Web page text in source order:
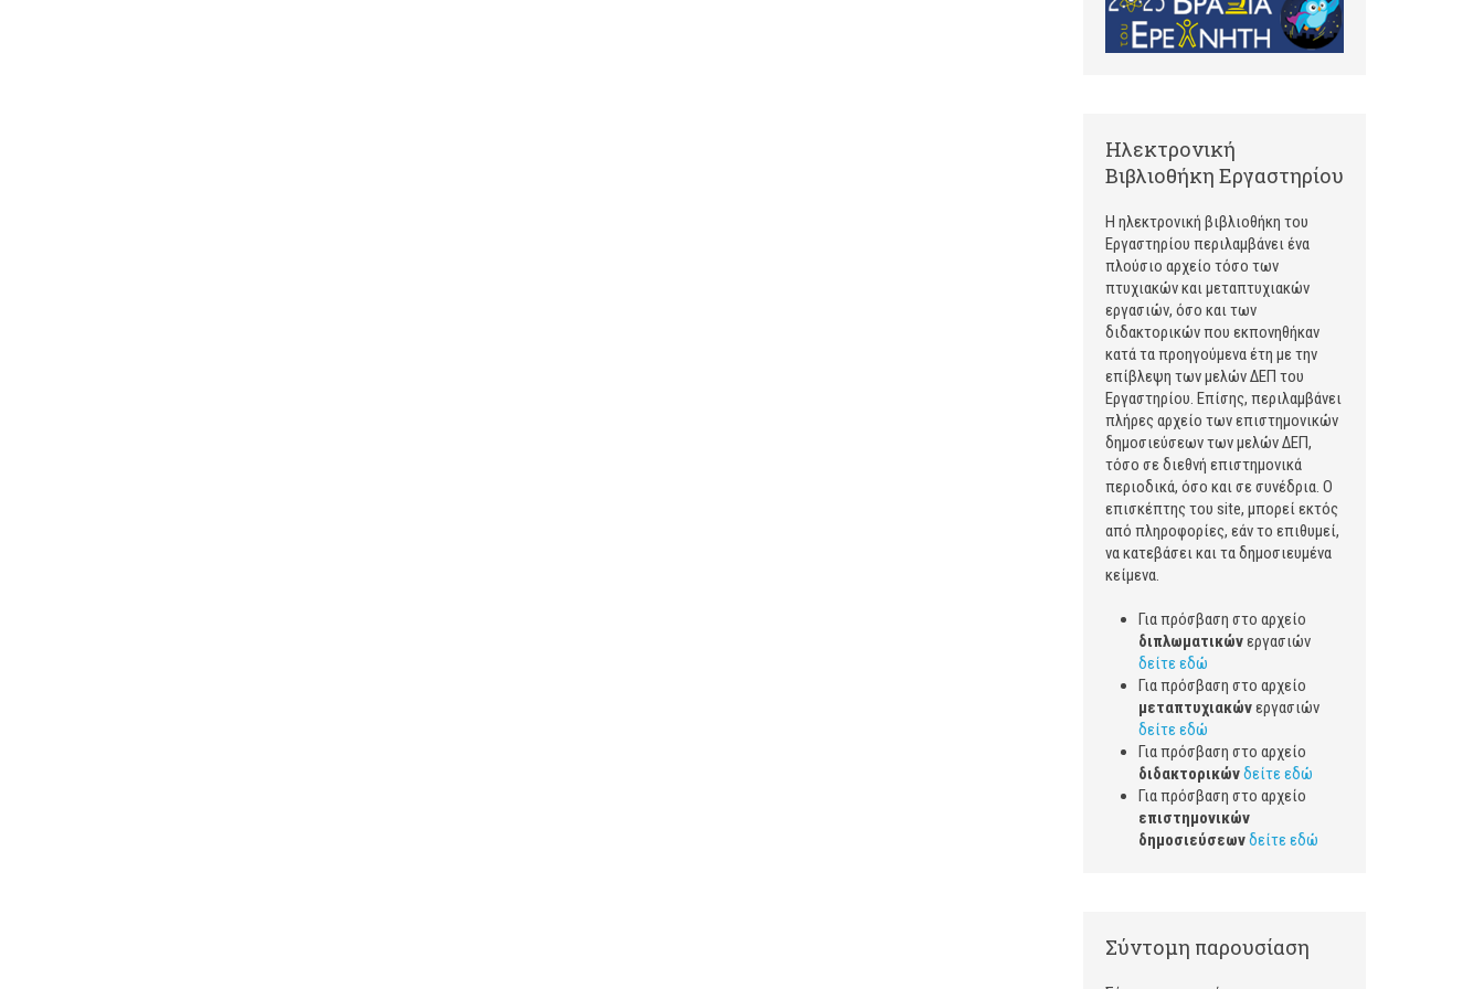
Ηλεκτρονική
Βιβλιοθήκη Εργαστηρίου
Η ηλεκτρονική βιβλιοθήκη του
Εργαστηρίου περιλαμβάνει ένα
πλούσιο αρχείο τόσο των
πτυχιακών και μεταπτυχιακών
εργασιών, όσο και των
διδακτορικών που εκπονηθήκαν
κατά τα προηγούμενα έτη με την
επίβλεψη των μελών ΔΕΠ του
Εργαστηρίου. Επίσης, περιλαμβάνει
πλήρες αρχείο των επιστημονικών
δημοσιεύσεων των μελών ΔΕΠ,
τόσο σε διεθνή επιστημονικά
περιοδικά, όσο και σε συνέδρια. Ο
επισκέπτης του site, μπορεί εκτός
από πληροφορίες, εάν το επιθυμεί,
να κατεβάσει και τα δημοσιευμένα
Για πρόσβαση στο αρχείο
διπλωματικώνεργασιών
δείτε εδώ
Για πρόσβαση στο αρχείο
μεταπτυχιακώνεργασιών
δείτε εδώ
Για πρόσβαση στο αρχείο
διδακτορικώνδείτε εδώ
Για πρόσβαση στο αρχείο
επιστημονικών
δημοσιεύσεωνδείτε εδώ
Σύντομη παρουσίαση